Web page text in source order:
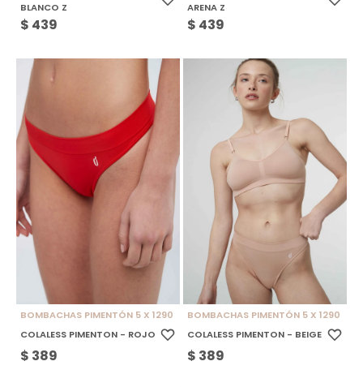
BLANCO Z
$ 439
ARENA Z
$ 439
BOMBACHAS PIMENTÓN 5 X 1290
COLALESS PIMENTON - ROJO
$ 389
BOMBACHAS PIMENTÓN 5 X 1290
COLALESS PIMENTON - BEIGE
$ 389